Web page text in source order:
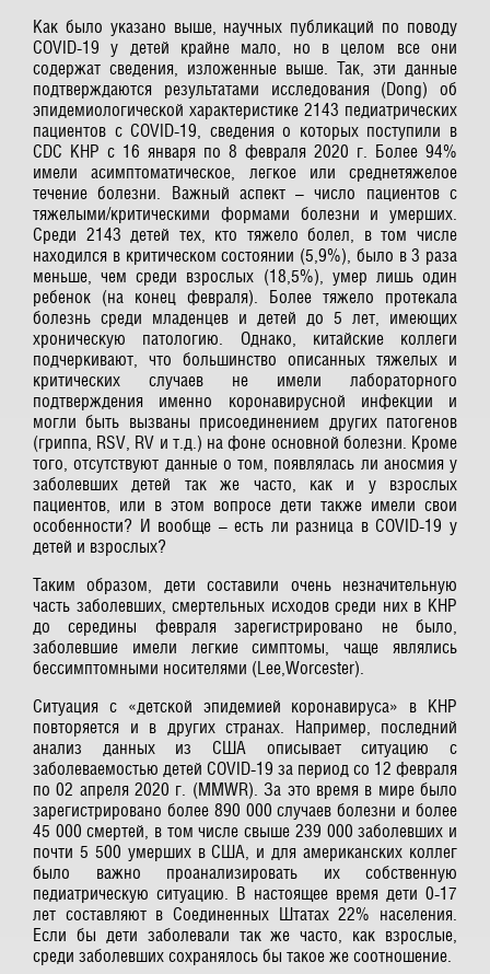
Как было указано выше, научных публикаций по поводу
COVID-19 у детей крайне мало, но в целом все они
содержат сведения, изложенные выше. Так, эти данные
подтверждаются результатами исследования (Dong) об
эпидемиологической характеристике 2143 педиатрических
пациентов с COVID-19, сведения о которых поступили в
CDC КНР с 16 января по 8 февраля 2020 г. Более 94%
имели асимптоматическое, легкое или среднетяжелое
течение болезни. Важный аспект – число пациентов с
тяжелыми/критическими формами болезни и умерших.
Среди 2143 детей тех, кто тяжело болел, в том числе
находился в критическом состоянии (5,9%), было в 3 раза
меньше, чем среди взрослых (18,5%), умер лишь один
ребенок (на конец февраля). Более тяжело протекала
болезнь среди младенцев и детей до 5 лет, имеющих
хроническую патологию. Однако, китайские коллеги
подчеркивают, что большинство описанных тяжелых и
критических случаев не имели лабораторного
подтверждения именно коронавирусной инфекции и
могли быть вызваны присоединением других патогенов
(гриппа, RSV, RV и т.д.) на фоне основной болезни. Кроме
того, отсутствуют данные о том, появлялась ли аносмия у
заболевших детей так же часто, как и у взрослых
пациентов, или в этом вопросе дети также имели свои
особенности? И вообще – есть ли разница в COVID-19 у
детей и взрослых?
Таким образом, дети составили очень незначительную
часть заболевших, смертельных исходов среди них в КНР
до середины февраля зарегистрировано не было,
заболевшие имели легкие симптомы, чаще являлись
бессимптомными носителями (Lee,Worcester).
Ситуация с «детской эпидемией коронавируса» в КНР
повторяется и в других странах. Например, последний
анализ данных из США описывает ситуацию с
заболеваемостью детей COVID-19 за период со 12 февраля
по 02 апреля 2020 г. (MMWR). За это время в мире было
зарегистрировано более 890 000 случаев болезни и более
45 000 смертей, в том числе свыше 239 000 заболевших и
почти 5 500 умерших в США, и для американских коллег
было важно проанализировать их собственную
педиатрическую ситуацию. В настоящее время дети 0-17
лет составляют в Соединенных Штатах 22% населения.
Если бы дети заболевали так же часто, как взрослые,
среди заболевших сохранялось бы такое же соотношение.